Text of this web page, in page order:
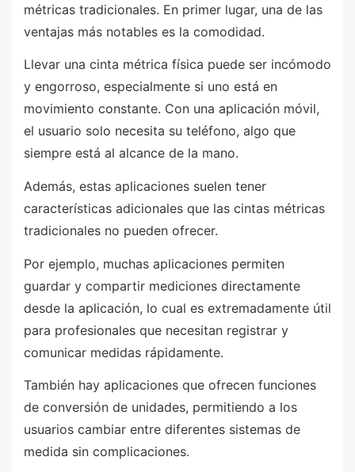
métricas tradicionales. En primer lugar, una de las
ventajas más notables es la comodidad.
Llevar una cinta métrica física puede ser incómodo
y engorroso, especialmente si uno está en
movimiento constante. Con una aplicación móvil,
el usuario solo necesita su teléfono, algo que
siempre está al alcance de la mano.
Además, estas aplicaciones suelen tener
características adicionales que las cintas métricas
tradicionales no pueden ofrecer.
Por ejemplo, muchas aplicaciones permiten
guardar y compartir mediciones directamente
desde la aplicación, lo cual es extremadamente útil
para profesionales que necesitan registrar y
comunicar medidas rápidamente.
También hay aplicaciones que ofrecen funciones
de conversión de unidades, permitiendo a los
usuarios cambiar entre diferentes sistemas de
medida sin complicaciones.